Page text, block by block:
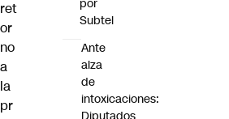
ret
or
no
a
la
pr
por
Subtel
Ante
alza
de
intoxicaciones:
Diputados